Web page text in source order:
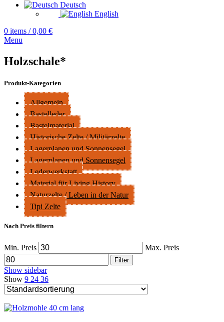
Deutsch
English
0 items / 0,00 €
Menu
Holzschale*
Produkt-Kategorien
Allgemein
Bastelleder
Bastelmaterial
Historische Zelte / Militärzelte
Lagerplanen und Sonnensegel
Lagerplanen und Sonnensegel
Lederwerkstatt
Material für Living History
Naturzelte / Leben in der Natur
Tipi Zelte
Nach Preis filtern
Min. Preis Max. Preis
Filter
Show sidebar
Show 9 24 36